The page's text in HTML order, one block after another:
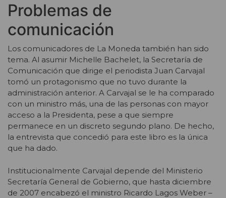
Problemas de
comunicación
Los comunicadores de La Moneda también han sido
tema. Al asumir Michelle Bachelet, la Secretaría de
Comunicación que dirige el periodista Juan Carvajal
tomó un protagonismo que no tuvo durante la
administración anterior. A Carvajal se le ha comparado
con un ministro más, una de las personas con mayor
acceso a la Presidenta, pese a que siempre
permanece en un discreto segundo plano. De hecho,
la entrevista que concedió para este libro es la única
que ha dado.
Institucionalmente Carvajal depende del Ministerio
Secretaría General de Gobierno, que hasta diciembre
de 2007 encabezó el ministro Ricardo Lagos Weber –